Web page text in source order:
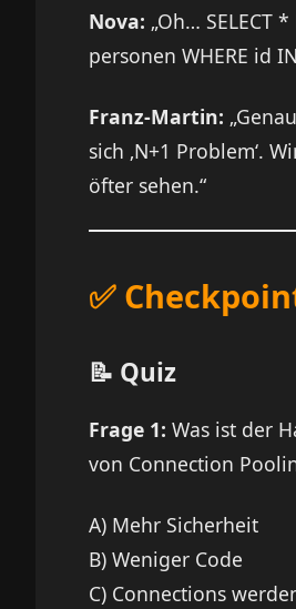
Nova: „Oh… SELECT *
personen WHERE id
Franz-Martin:
sich ‚N+1 Problem‘.
öfter sehen.“
✅
📝 Quiz
Frage 1: Was ist der
von Connection
A) Mehr Sicherheit
B) Weniger Code
C) Connections